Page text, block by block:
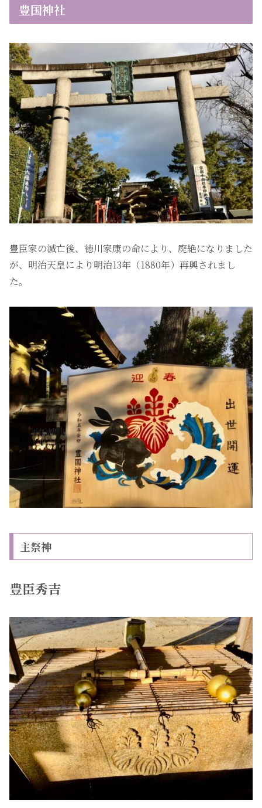
豊国神社
豊臣家の滅亡後、徳川家康の命により、廃絶になりました
が、明治天皇により明治13年（1880年）再興されまし
た。
主祭神
豊臣秀吉